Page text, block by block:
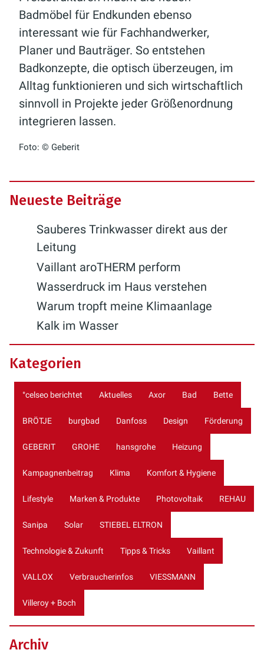
Badmöbel für Endkunden ebenso
interessant wie für Fachhandwerker,
Planer und Bauträger. So entstehen
Badkonzepte, die optisch überzeugen, im
Alltag funktionieren und sich wirtschaftlich
sinnvoll in Projekte jeder Größenordnung
integrieren lassen.
Foto: © Geberit
Neueste Beiträge
Sauberes Trinkwasser direkt aus der
Leitung
Vaillant aroTHERM perform
Wasserdruck im Haus verstehen
Warum tropft meine Klimaanlage
Kalk im Wasser
Kategorien
°celseo berichtet Aktuelles Axor Bad Bette
BRÖTJE burgbad Danfoss Design Förderung
GEBERIT GROHE hansgrohe Heizung
Kampagnenbeitrag Klima Komfort & Hygiene
Lifestyle Marken & Produkte Photovoltaik REHAU
Sanipa Solar STIEBEL ELTRON
Technologie & Zukunft Tipps & Tricks Vaillant
VALLOX Verbraucherinfos VIESSMANN
Villeroy + Boch
Archiv